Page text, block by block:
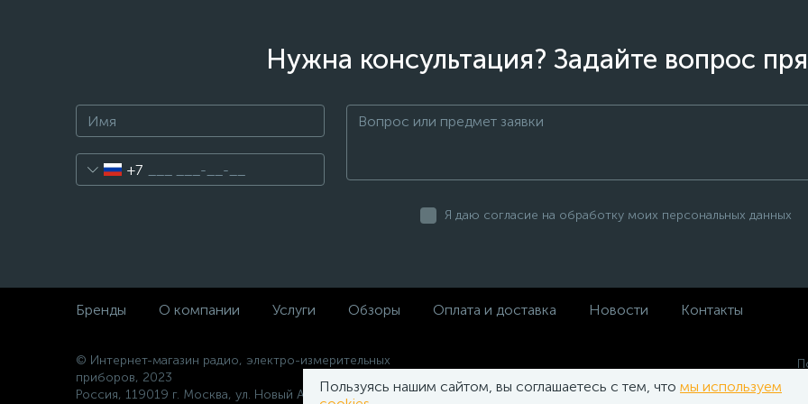
Нужна консультация? Задайте вопрос
+7
Я даю согласие на обработку моих персональных данных
Бренды О компании Услуги Обзоры Оплата и доставка Новости Контакты
© Интернет-магазин радио, электро-измерительных
приборов, 2023
Россия, 119019 г. Москва, ул. Новый Арбат 10аПользуясь нашим сайтом, вы соглашаетесь с тем, что мы используем